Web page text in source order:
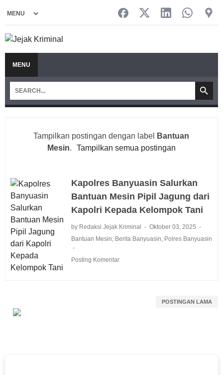
MENU
Tampilkan postingan dengan label
Bantuan
Mesin. Tampilkan semua postingan
Kapolres Banyuasin Salurkan
Bantuan Mesin Pipil Jagung dari
Kapolri Kepada Kelompok Tani
by Redaksi Jejak Kriminal
Oktober 03, 2025
Bantuan Mesin Berita Banyuasin Polres Banyuasin
Posting Komentar
POSTINGAN LAMA